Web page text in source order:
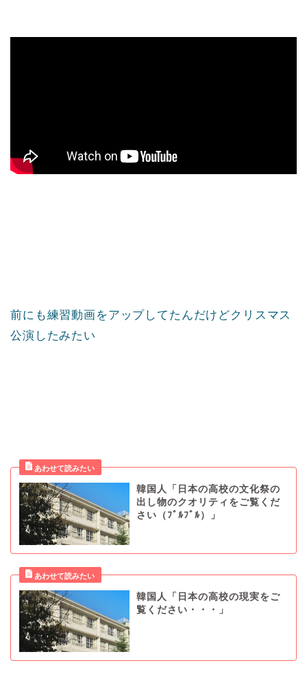
前にも練習動画をアップしてたんだけどクリスマス
公演したみたい
韓国人「日本の高校の文化祭の
出し物のクオリティをご覧くだ
さい（ﾌﾞﾙﾌﾞﾙ）」
韓国人「日本の高校の現実をご
覧ください・・・」